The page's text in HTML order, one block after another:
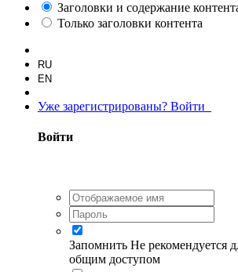
Заголовки и содержание
Только заголовки контента
RU
EN
Уже зарегистрированы? Войти
Войти
Запомнить Не рекомендуется
общим доступом